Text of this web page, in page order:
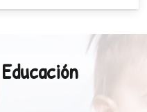
Educación